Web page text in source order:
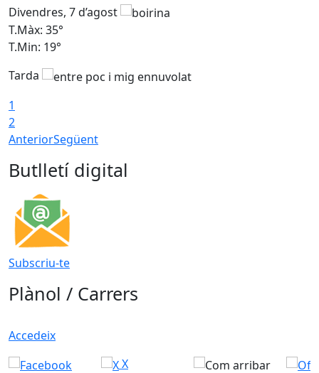
Divendres, 7 d’agost
T.Màx: 35°
T.Min: 19°
Tarda
1
2
AnteriorSegüent
Butlletí digital
Subscriu-te
Plànol / Carrers
Accedeix
X